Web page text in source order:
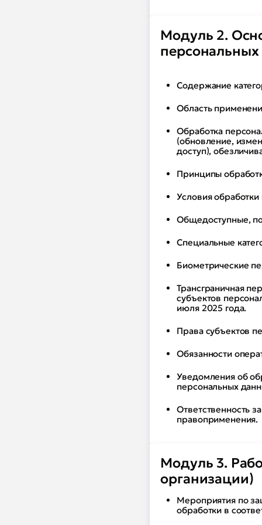
Модуль 2.
Содержание
Область
Обработка
(обновление,
доступ),
Принципы
Условия
Общедоступные,
Специальные
Биометрические
Трансграничная
субъектов
июля 2025 года.
Права субъектов
Обязанности
Уведомления об
персональных
Ответственность
правоприменения.
Модуль 3.
организации)
Мероприятия по
обработки в